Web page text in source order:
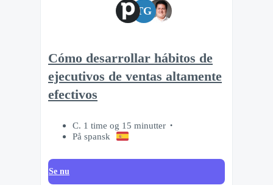
TG
Cómo desarrollar hábitos de
ejecutivos de ventas altamente
efectivos
C. 1 time og 15 minutter
På spansk
Se nu